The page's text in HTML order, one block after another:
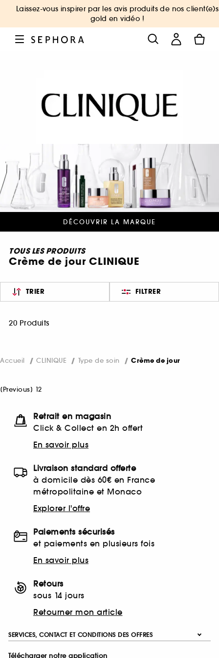
Laissez-vous inspirer par les avis produits de nos client(e)s
gold en vidéo !
DÉCOUVRIR LA MARQUE
TOUS LES PRODUITS
Crème de jour CLINIQUE
TRIER FILTRER
20 Produits
Accueil CLINIQUE Type de soin Crème de jour
[Previous] 12
Retrait en magasin
Click & Collect en 2h offert
En savoir plus
Livraison standard offerte
à domicile dès 60€ en France
métropolitaine et Monaco
Explorer l'offre
Paiements sécurisés
et paiements en plusieurs fois
En savoir plus
Retours
sous 14 jours
Retourner mon article
SERVICES, CONTACT ET CONDITIONS DES OFFRES
Télécharger notre application